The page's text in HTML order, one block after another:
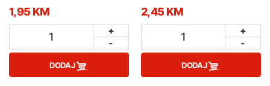
1,95 KM
1
+
-
DODAJ
2,45 KM
1
+
-
DODAJ